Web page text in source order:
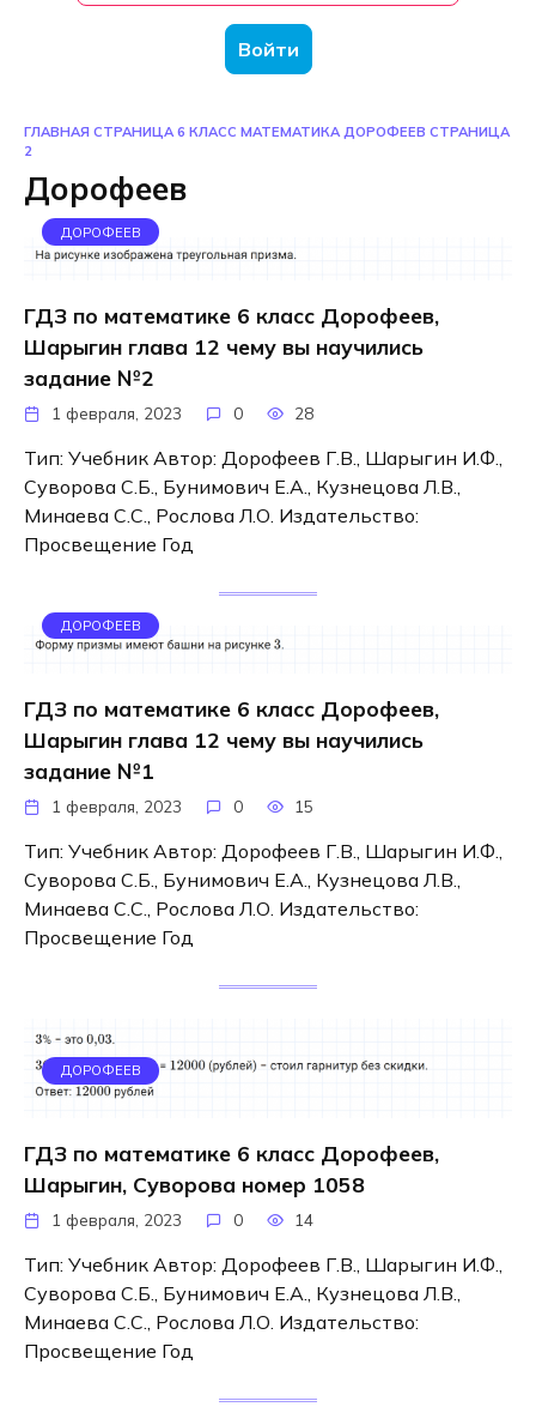
Войти
ГЛАВНАЯ СТРАНИЦА 6 КЛАСС МАТЕМАТИКА ДОРОФЕЕВ СТРАНИЦА
2
Дорофеев
ДОРОФЕЕВ
ГДЗ по математике 6 класс Дорофеев,
Шарыгин глава 12 чему вы научились
задание №2
1 февраля, 2023 0 28
Тип: Учебник Автор: Дорофеев Г.В., Шарыгин И.Ф.,
Суворова С.Б., Бунимович Е.А., Кузнецова Л.В.,
Минаева С.С., Рослова Л.О. Издательство:
Просвещение Год
ДОРОФЕЕВ
ГДЗ по математике 6 класс Дорофеев,
Шарыгин глава 12 чему вы научились
задание №1
1 февраля, 2023 0 15
Тип: Учебник Автор: Дорофеев Г.В., Шарыгин И.Ф.,
Суворова С.Б., Бунимович Е.А., Кузнецова Л.В.,
Минаева С.С., Рослова Л.О. Издательство:
Просвещение Год
ДОРОФЕЕВ
ГДЗ по математике 6 класс Дорофеев,
Шарыгин, Суворова номер 1058
1 февраля, 2023 0 14
Тип: Учебник Автор: Дорофеев Г.В., Шарыгин И.Ф.,
Суворова С.Б., Бунимович Е.А., Кузнецова Л.В.,
Минаева С.С., Рослова Л.О. Издательство:
Просвещение Год